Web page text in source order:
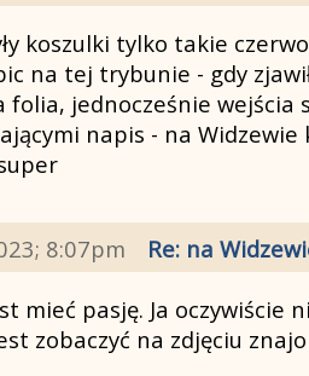
koszulki tylko takie
na tej trybunie - gdy
folia, jednocześnie wejścia
napis - na
8:07pm Re: na
mieć pasję. Ja
zobaczyć na zdjęciu